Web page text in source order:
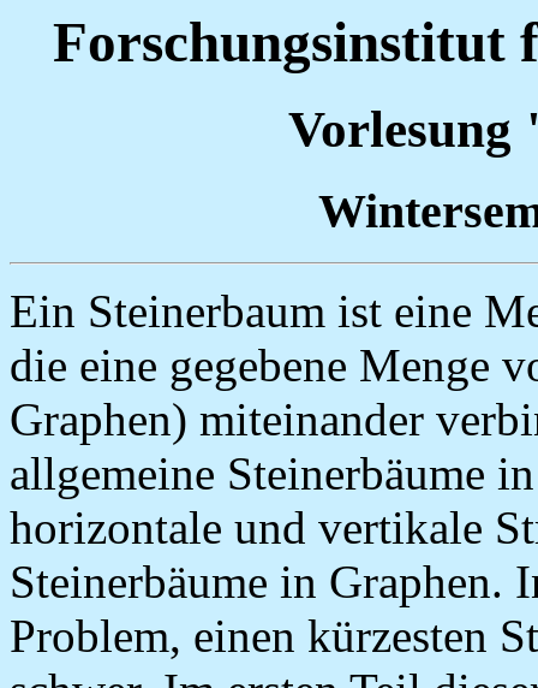
Forschungsinstitut
Vorlesung
Ein Steinerbaum ist eine
die eine gegebene Menge
Graphen) miteinander
allgemeine Steinerbäume
horizontale und vertikale
Steinerbäume in Graphen.
Problem, einen kürzesten